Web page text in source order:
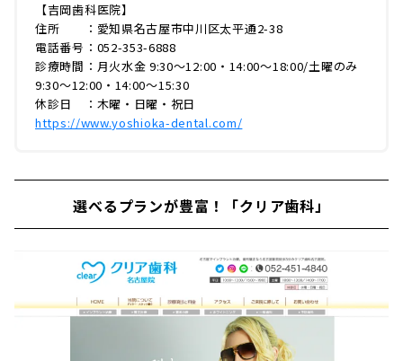
【吉岡歯科医院】
住所 ：愛知県名古屋市中川区太平通2-38
電話番号：052-353-6888
診療時間：月火水金 9:30〜12:00・14:00〜18:00/土曜のみ
9:30〜12:00・14:00〜15:30
休診日 ：木曜・日曜・祝日
https://www.yoshioka-dental.com/
選べるプランが豊富！「クリア歯科」